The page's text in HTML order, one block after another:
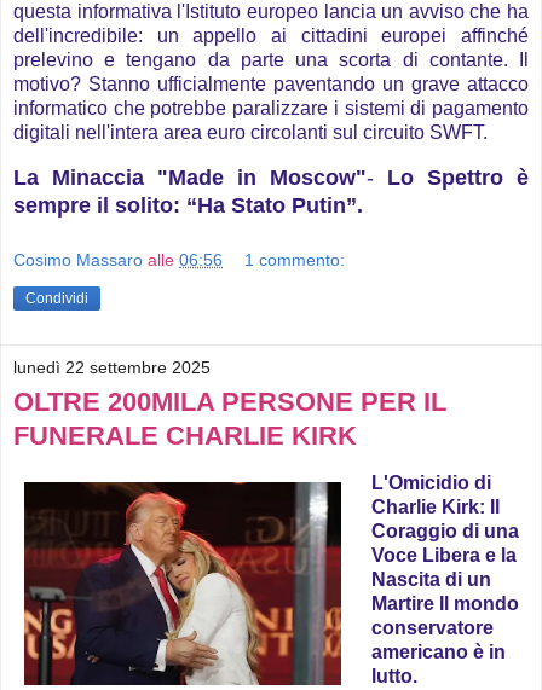
questa informativa l'Istituto europeo lancia un avviso che ha
dell'incredibile: un appello ai cittadini europei affinché
prelevino e tengano da parte una scorta di contante. Il
motivo? Stanno ufficialmente paventando un grave attacco
informatico che potrebbe paralizzare i sistemi di pagamento
digitali nell'intera area euro circolanti sul circuito SWFT.
La Minaccia "Made in Moscow"- Lo Spettro è
sempre il solito: “Ha Stato Putin”.
Cosimo Massaro alle 06:56 1 commento:
Condividi
lunedì 22 settembre 2025
OLTRE 200MILA PERSONE PER IL
FUNERALE CHARLIE KIRK
L'Omicidio di
Charlie Kirk: Il
Coraggio di una
Voce Libera e la
Nascita di un
Martire Il mondo
conservatore
americano è in
lutto.